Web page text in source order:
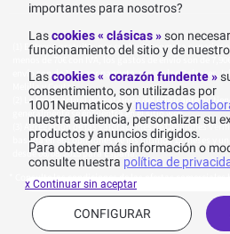
Entrega gratuita: por cualquier compra superior o
menos de 70€ con IVA, los gastos de envío son de
envío son de 120€ por paquete, para Islas Baleares,
Melilla y Ceuta.
La tarifa actual del catálogo del fabricante no
generalmente se encuentra en el sitio web.
Agregación de las valoraciones de Opiniones
basada en 861 opiniones de los últimos 12 meses y
desde 06/08/2015 para España.
* Consulte las condiciones de las ofertas comerciales
importantes para nosotros?
Lascookies « clásicas »son
funcionamiento del sitio y de
Lascookies « corazón fundente »
consentimiento, son utilizadas por
1001Neumaticos y nuestros
nuestra audiencia, personalizar su
productos y anuncios dirigidos.
Para obtener más información o
consulte nuestra política de
CONFIGURAR
x Continuar sin aceptar